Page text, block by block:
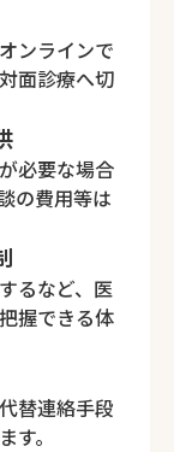
ンラインで
面診療へ切
必要な場合
の費用等は
るなど、医
握できる体
替連絡手段
す。